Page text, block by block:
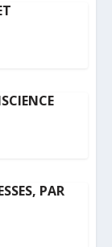
PAR